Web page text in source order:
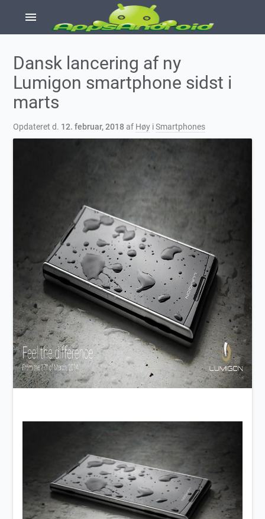
menu
Dansk lancering af ny
Lumigon smartphone sidst i
marts
Opdateret d. 12. februar, 2018 af Høy iSmartphones